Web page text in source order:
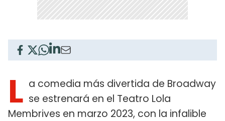
L a comedia más divertida de Broadway
se estrenará en el Teatro Lola
Membrives en marzo 2023, con la infalible